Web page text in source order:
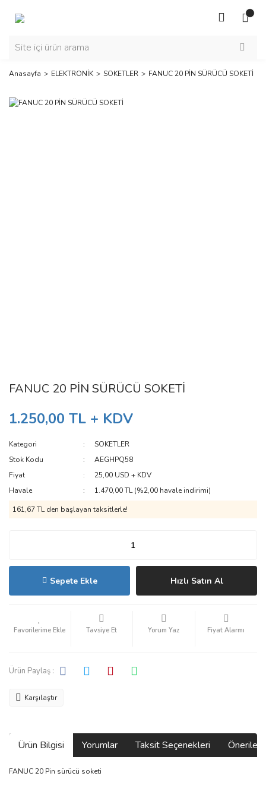
Anasayfa ELEKTRONİK SOKETLER FANUC 20 PİN SÜRÜCÜ SOKETİ
FANUC 20 PİN SÜRÜCÜ SOKETİ
1.250,00 TL + KDV
Kategori
SOKETLER
Stok Kodu
AEGHPQ58
Fiyat
25,00 USD + KDV
Havale
1.470,00 TL (%2,00 havale indirimi)
161,67 TL den başlayan taksitlerle!
Sepete Ekle Hızlı Satın Al
Tavsiye Et Yorum Yaz Fiyat Alarmı
Ürün Paylaş :
Karşılaştır
Ürün Bilgisi Yorumlar Taksit Seçenekleri
FANUC 20 Pin sürücü soketi